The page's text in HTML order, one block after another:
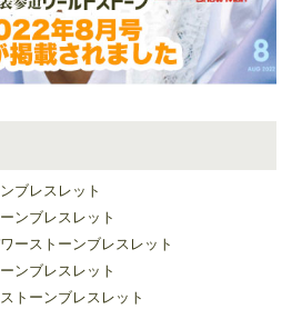
ブレスレット
ンブレスレット
ーストーンブレスレット
ンブレスレット
トーンブレスレット